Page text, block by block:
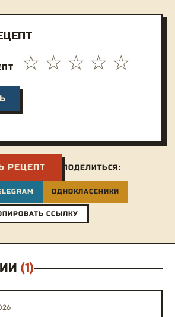
РЕЦЕПТ ПОДЕЛИТЬСЯ:
ОДНОКЛАССНИКИ
ССЫЛКУ
(1)